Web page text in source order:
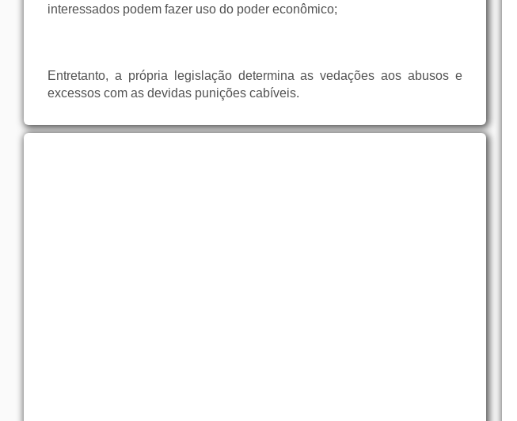
interessados podem fazer uso do poder econômico;
Entretanto, a própria legislação determina as vedações aos abusos e
excessos com as devidas punições cabíveis.